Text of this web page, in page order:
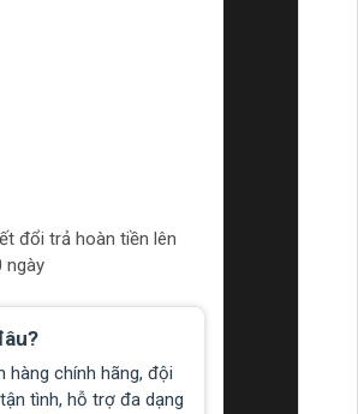
đổi trả hoàn tiền lên
ngày
hàng chính hãng, đội
tình, hỗ trợ đa dạng